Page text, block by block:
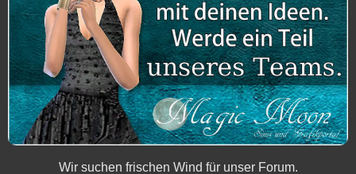
Wir suchen frischen Wind für unser Forum.